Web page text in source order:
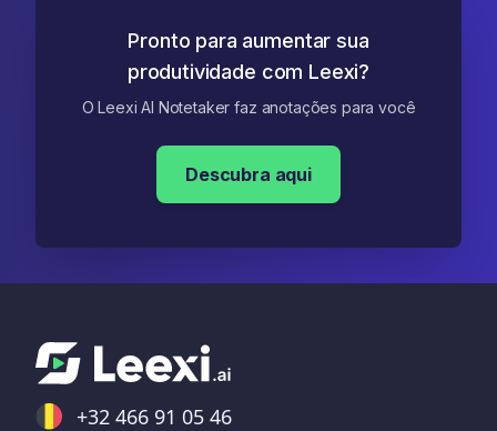
Pronto para aumentar sua
produtividade com Leexi?
O Leexi AI Notetaker faz anotações para você
Descubra aqui
+32 466 91 05 46